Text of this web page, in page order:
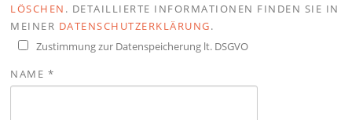
LÖSCHEN . DETAILLIERTE INFORMATIONEN FINDEN SIE IN
MEINER DATENSCHUTZERKLÄRUNG.
Zustimmung zur Datenspeicherung lt. DSGVO
NAME *